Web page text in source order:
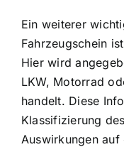
Ein weiterer
Fahrzeugschein
Hier wird
LKW, Motorrad
handelt. Diese
Klassifizierung
Auswirkungen auf